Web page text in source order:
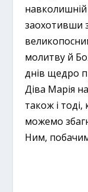
навколишній
заохотивши
молитву й
днів щедро
Діва Марія
також і
можемо
Ним,